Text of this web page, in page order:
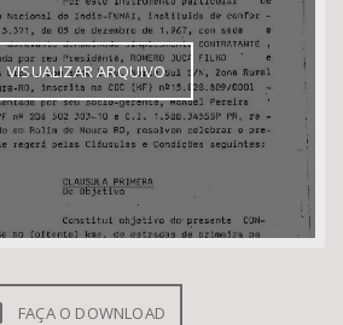
BUSCAR
VISUALIZAR ARQUIVO
FAÇA O DOWNLOAD